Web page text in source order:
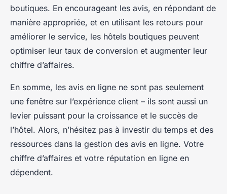
boutiques. En encourageant les avis, en répondant de
manière appropriée, et en utilisant les retours pour
améliorer le service, les hôtels boutiques peuvent
optimiser leur taux de conversion et augmenter leur
chiffre d’affaires.
En somme, les avis en ligne ne sont pas seulement
une fenêtre sur l’expérience client – ils sont aussi un
levier puissant pour la croissance et le succès de
l’hôtel. Alors, n’hésitez pas à investir du temps et des
ressources dans la gestion des avis en ligne. Votre
chiffre d’affaires et votre réputation en ligne en
dépendent.